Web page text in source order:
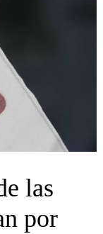
las
por